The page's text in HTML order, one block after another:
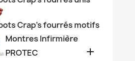
Crap's fourrés motifs
Montres Infirmière
PROTEC
